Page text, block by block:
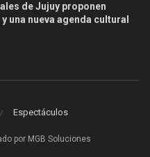
de Jujuy proponen
una nueva agenda cultural
Espectáculos
por MGB Soluciones